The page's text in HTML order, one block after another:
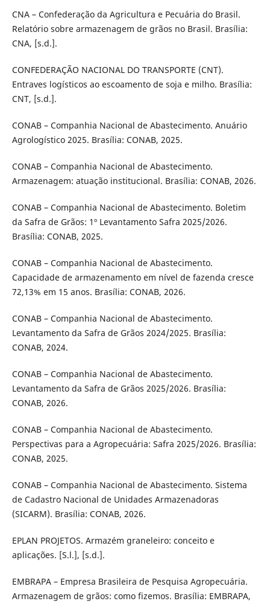
CNA – Confederação da Agricultura e Pecuária do Brasil.
Relatório sobre armazenagem de grãos no Brasil. Brasília:
CNA, [s.d.].
CONFEDERAÇÃO NACIONAL DO TRANSPORTE (CNT).
Entraves logísticos ao escoamento de soja e milho. Brasília:
CNT, [s.d.].
CONAB – Companhia Nacional de Abastecimento. Anuário
Agrologístico 2025. Brasília: CONAB, 2025.
CONAB – Companhia Nacional de Abastecimento.
Armazenagem: atuação institucional. Brasília: CONAB, 2026.
CONAB – Companhia Nacional de Abastecimento. Boletim
da Safra de Grãos: 1º Levantamento Safra 2025/2026.
Brasília: CONAB, 2025.
CONAB – Companhia Nacional de Abastecimento.
Capacidade de armazenamento em nível de fazenda cresce
72,13% em 15 anos. Brasília: CONAB, 2026.
CONAB – Companhia Nacional de Abastecimento.
Levantamento da Safra de Grãos 2024/2025. Brasília:
CONAB, 2024.
CONAB – Companhia Nacional de Abastecimento.
Levantamento da Safra de Grãos 2025/2026. Brasília:
CONAB, 2026.
CONAB – Companhia Nacional de Abastecimento.
Perspectivas para a Agropecuária: Safra 2025/2026. Brasília:
CONAB, 2025.
CONAB – Companhia Nacional de Abastecimento. Sistema
de Cadastro Nacional de Unidades Armazenadoras
(SICARM). Brasília: CONAB, 2026.
EPLAN PROJETOS. Armazém graneleiro: conceito e
aplicações. [S.l.], [s.d.].
EMBRAPA – Empresa Brasileira de Pesquisa Agropecuária.
Armazenagem de grãos: como fizemos. Brasília: EMBRAPA,